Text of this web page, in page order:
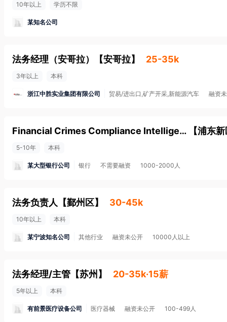
10年以上 学历不限
某知名公司
法务经理（安哥拉） 【安哥拉】 25-35k
3年以上 本科
浙江中胜实业集团有限公司 贸易/进出口,矿产开采,新能源汽车 融资
Financial Crimes Compliance Intelligence 【浦东新
5-10年 本科
某大型银行公司 银行 不需要融资 1000-2000人
法务负责人 【鄞州区】 30-45k
10年以上 本科
某宁波知名公司 其他行业 融资未公开 10000人以上
法务经理/主管 【苏州 】 20-35k·15薪
5年以上 本科
有前景医疗设备公司 医疗器械 融资未公开 100-499人